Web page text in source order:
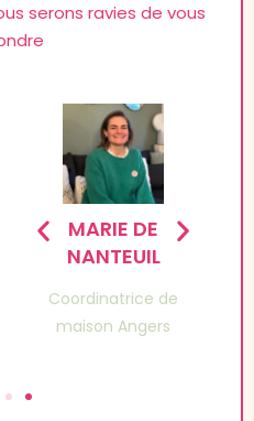
serons ravies de vous
SAMANTHA LY
Coordinatrice de
maison Nantes